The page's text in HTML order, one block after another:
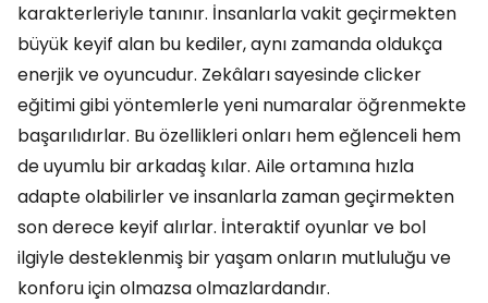
karakterleriyle tanınır. İnsanlarla vakit geçirmekten
büyük keyif alan bu kediler, aynı zamanda oldukça
enerjik ve oyuncudur. Zekâları sayesinde clicker
eğitimi gibi yöntemlerle yeni numaralar öğrenmekte
başarılıdırlar. Bu özellikleri onları hem eğlenceli hem
de uyumlu bir arkadaş kılar. Aile ortamına hızla
adapte olabilirler ve insanlarla zaman geçirmekten
son derece keyif alırlar. İnteraktif oyunlar ve bol
ilgiyle desteklenmiş bir yaşam onların mutluluğu ve
konforu için olmazsa olmazlardandır.